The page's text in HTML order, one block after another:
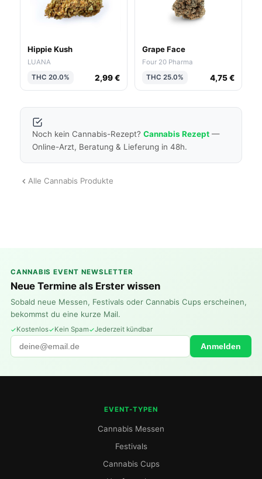
Hippie Kush
LUANA
THC 20.0%
2,99 €
Grape Face
Four 20 Pharma
THC 25.0%
4,75 €
Noch kein Cannabis-Rezept? Cannabis Rezept —
Online-Arzt, Beratung & Lieferung in 48h.
Alle Cannabis Produkte
CANNABIS EVENT NEWSLETTER
Neue Termine als Erster wissen
Sobald neue Messen, Festivals oder Cannabis Cups erscheinen,
bekommst du eine kurze Mail.
Kostenlos Kein Spam Jederzeit kündbar
Anmelden
EVENT-TYPEN
Cannabis Messen
Festivals
Cannabis Cups